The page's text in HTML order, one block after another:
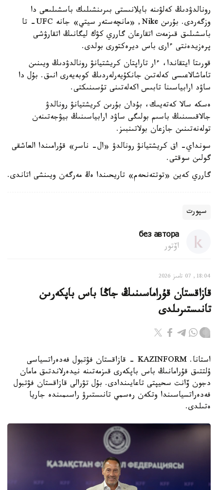
رونالدۋدىڭ كەلۋىنە بايلانىستى بىرىنشىلىك باسشىلىعى دا
وزگەردى. بۇرىن Nike, «مانچەستەر سيتي» جانە UFC- تا
باسشىلىق قىزمەت اتقارعان گارري كۋك ليگانىڭ اتقارۋشى
پرەزيدەنتى ءارى باس ديرەكتورى بولدى.
قورىتا ايتقاندا، ءار تاراپتان كريشتيانۋ رونالدۋدىڭ ويىنىن
تاماشالاعىسى كەلەتىن جانكۇيەرلەردىڭ كوبەيەرى انىق. بۇل دا
ساۋد ارابياسىنا تابىس اكەلەتىنى تۇسىنىكتى.
ەسكە سالا كەتەيىك، بۇدان بۇرىن كريشتيانۋ رونالدۋ
جالاقىسىنىڭ باسىم بولىگى ساۋد ارابياسىنىڭ بيۋجەتىنەن
تولەنەتىنىن جازعان بولاتىنبىز.
سونداي- اق كريشتيانۋ رونالدۋ «ال- ناسر» قۇرامىندا العاشقى
گولىن سوقتى.
گارري كەين «توتتەنحەم» تاريحىندا ەڭ مەرگەن ويىنشى اتاندى.
سپورت
без автора
اۆتور
18:04, 07 تامىز 2026
قازاقستان قۇراماسىنىڭ جاڭا باس باپكەرىن
تانىستىرىلدى
استانا. KAZINFORM - قازاقستان فۋتبول فەدەراتسياسى
ۇلتتىق قۇرامانىڭ باس باپكەرى قىزمەتىنە نيدەرلاندتىق مامان
دجون ۆانت سحيپتى تاعايىندادى. بۇل تۋرالى قازاقستان فۋتبول
فەدەراتسياسىندا وتكەن رەسمي تانىستىرۋ راسىمىندە جاريا
ەتىلدى.